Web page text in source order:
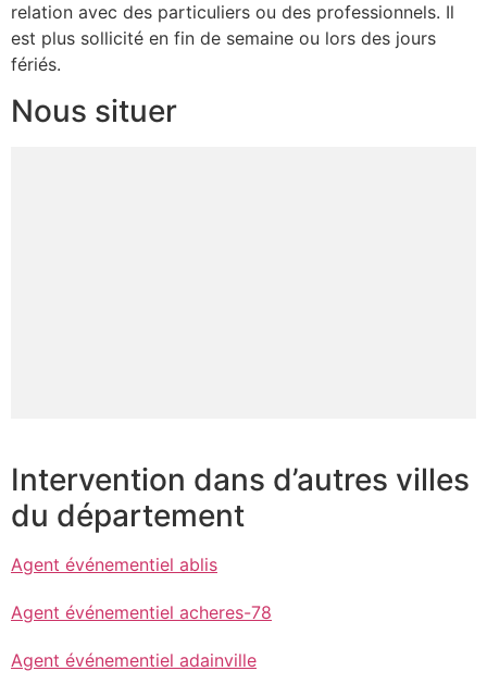
relation avec des particuliers ou des professionnels. Il
est plus sollicité en fin de semaine ou lors des jours
fériés.
Nous situer
Intervention dans d’autres villes
du département
Agent événementiel ablis
Agent événementiel acheres-78
Agent événementiel adainville